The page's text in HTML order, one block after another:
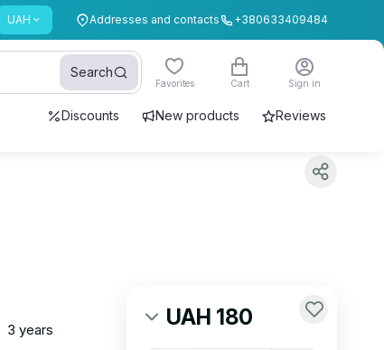
UAH Addresses and contacts +380633409484
Search
Favorites Cart Sign in
Discounts New products Reviews
3 years UAH 180